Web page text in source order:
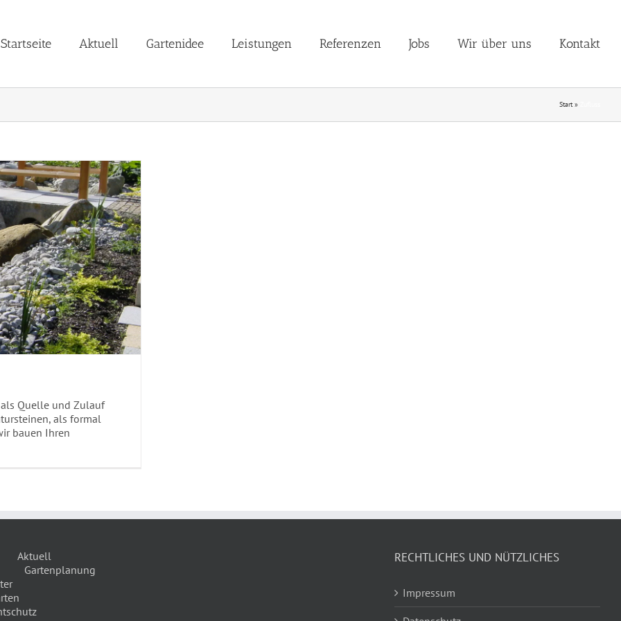
Startseite Aktuell Gartenidee Leistungen Referenzen Jobs Wir über uns Kontakt
Start»
als Quelle und Zulauf
als formal
bauen Ihren
Aktuell
Gartenplanung
RECHTLICHES UND NÜTZLICHES
Impressum